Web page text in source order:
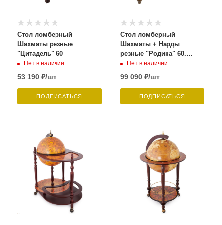
Стол ломберный
Шахматы резные
"Цитадель" 60
Нет в наличии
53 190 ₽/шт
ПОДПИСАТЬСЯ
Стол ломберный
Шахматы + Нарды
резные "Родина" 60,
Harutyunyan
Нет в наличии
99 090₽/шт
ПОДПИСАТЬСЯ